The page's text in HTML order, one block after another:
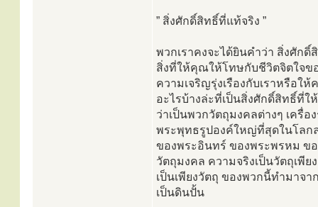
” สิ่งศักดิ์สิทธิ์ที่แท้จริง ”
พวกเราคงจะได้ยินคำว่า สิ่งศัก
สิ่งที่ให้คุณให้โทษกับชีวิตจิตใจข
ความเจริญรุ่งเรืองกับเราหรือ
อะไรบ้างล่ะที่เป็นสิ่งศักดิ์สิทธิ์ที่
ว่าเป็นพวกวัตถุมงคลต่างๆ เครื่
พระพุทธรูปองค์ใหญ่ที่สุดในโลก
ของพระอินทร์ ของพระพรหม ข
วัตถุมงคล ความจริงเป็นวัตถุเพี
เป็นเพียงวัตถุ ของพวกนี้ทำมาจ
เป็นดินปั้น